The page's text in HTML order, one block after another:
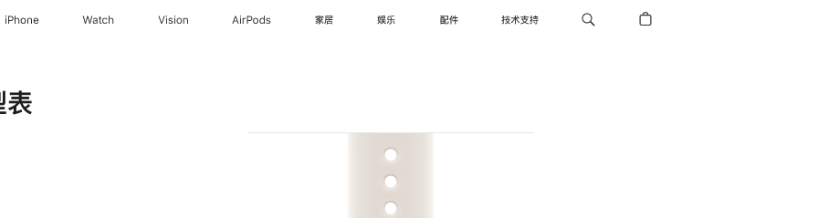
iPhone Watch Vision AirPods 家居 娱乐 配件 技术支持